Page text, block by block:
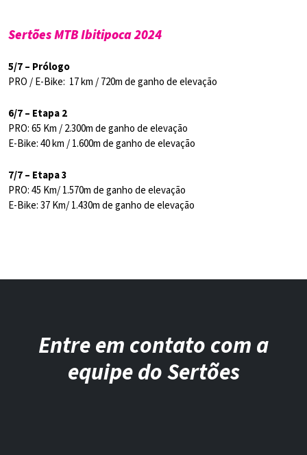
Sertões MTB Ibitipoca 2024
5/7 – Prólogo
PRO / E-Bike: 17 km / 720m de ganho de elevação
6/7 – Etapa 2
PRO: 65 Km / 2.300m de ganho de elevação
E-Bike: 40 km / 1.600m de ganho de elevação
7/7 – Etapa 3
PRO: 45 Km/ 1.570m de ganho de elevação
E-Bike: 37 Km/ 1.430m de ganho de elevação
Entre em contato com a
equipe do Sertões